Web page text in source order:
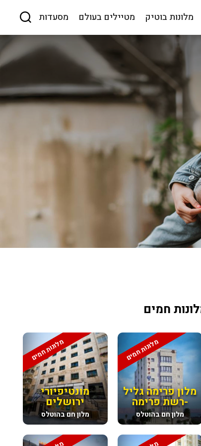
מלונות בוטיק מטיילים בעולם מסעדות
חמים
מלונות חמים
מונטיפיורי
ירושלים
מלון חם בהוטלס
מלונות חמים
מלון פרימה גליל
-רשת פרימה
מלון חם בהוטלס